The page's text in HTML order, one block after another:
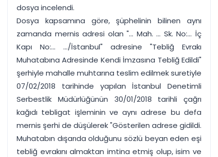
dosya incelendi.
Dosya kapsamına göre, şüphelinin bilinen aynı
zamanda mernis adresi olan "... Mah. ... Sk. No:... İç
Kapı No:... .../İstanbul" adresine "Tebliğ Evrakı
Muhatabına Adresinde Kendi İmzasına Tebliğ Edildi"
şerhiyle mahalle muhtarına teslim edilmek suretiyle
07/02/2018 tarihinde yapılan İstanbul Denetimli
Serbestlik Müdürlüğünün 30/01/2018 tarihli çağrı
kağıdı tebligat işleminin ve aynı adrese bu defa
mernis şerhi de düşülerek "Gösterilen adrese gidildi.
Muhatabın dışarıda olduğunu sözlü beyan eden eşi
tebliğ evrakını almaktan imtina etmiş olup, isim ve